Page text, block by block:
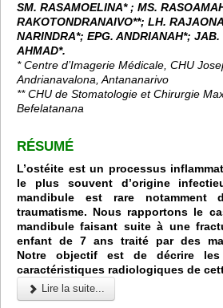
SM. RASAMOELINA* ; MS.
RAKOTONDRANAIVO**; LH.
NARINDRA*; EPG. ANDRIANAH*;
AHMAD*.
* Centre d’Imagerie Médicale, CHU
Andrianavalona, Antananarivo
** CHU de Stomatologie et Chirurgie
Befelatanana
RÉSUMÉ
L’ostéite est un processus
le plus souvent d’origine
mandibule est rare notamment
traumatisme. Nous rapportons le
mandibule faisant suite à une
enfant de 7 ans traité par des
Notre objectif est de décrire
caractéristiques radiologiques de
Lire la suite...